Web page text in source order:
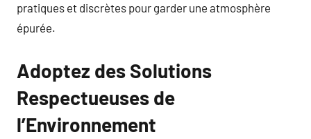
pratiques et discrètes pour garder une atmosphère
épurée.
Adoptez des Solutions
Respectueuses de
l’Environnement